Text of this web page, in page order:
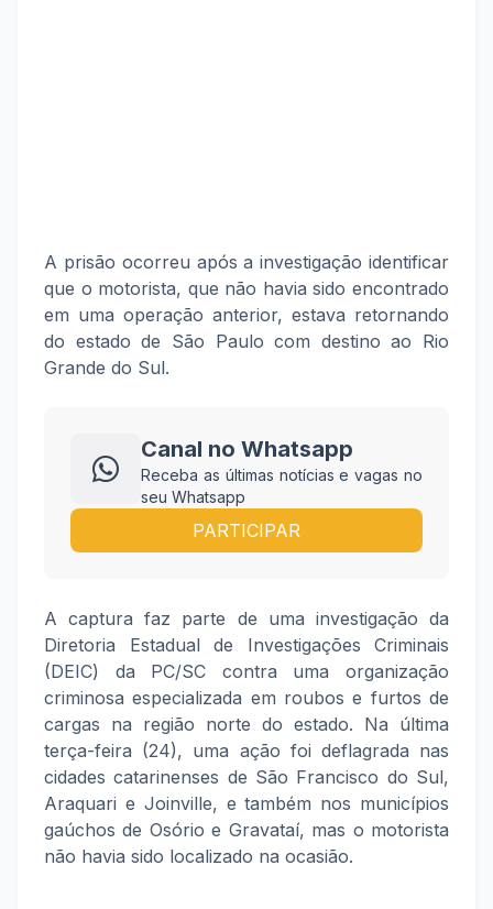
A prisão ocorreu após a investigação identificar
que o motorista, que não havia sido encontrado
em uma operação anterior, estava retornando
do estado de São Paulo com destino ao Rio
Grande do Sul.
Canal no Whatsapp
Receba as últimas notícias e vagas no
seu Whatsapp
PARTICIPAR
A captura faz parte de uma investigação da
Diretoria Estadual de Investigações Criminais
(DEIC) da PC/SC contra uma organização
criminosa especializada em roubos e furtos de
cargas na região norte do estado. Na última
terça-feira (24), uma ação foi deflagrada nas
cidades catarinenses de São Francisco do Sul,
Araquari e Joinville, e também nos municípios
gaúchos de Osório e Gravataí, mas o motorista
não havia sido localizado na ocasião.